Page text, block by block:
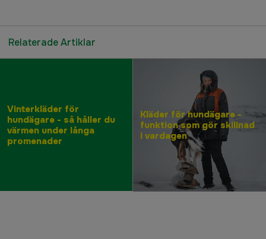
Relaterade Artiklar
Vinterkläder för
hundägare - så håller du
värmen under långa
promenader
Kläder för hundägare -
funktion som gör skillnad
i vardagen